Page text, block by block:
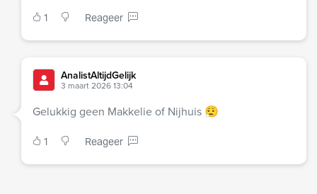
1 Reageer
AnalistAltijdGelijk
3 maart 2026 13:04
Gelukkig geen Makkelie of Nijhuis 😮‍💨
1 Reageer